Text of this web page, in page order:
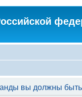
вы должны